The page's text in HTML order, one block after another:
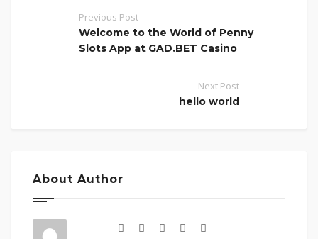
Previous Post
Welcome to the World of Penny
Slots App at GAD.BET Casino
Next Post
hello world
About Author